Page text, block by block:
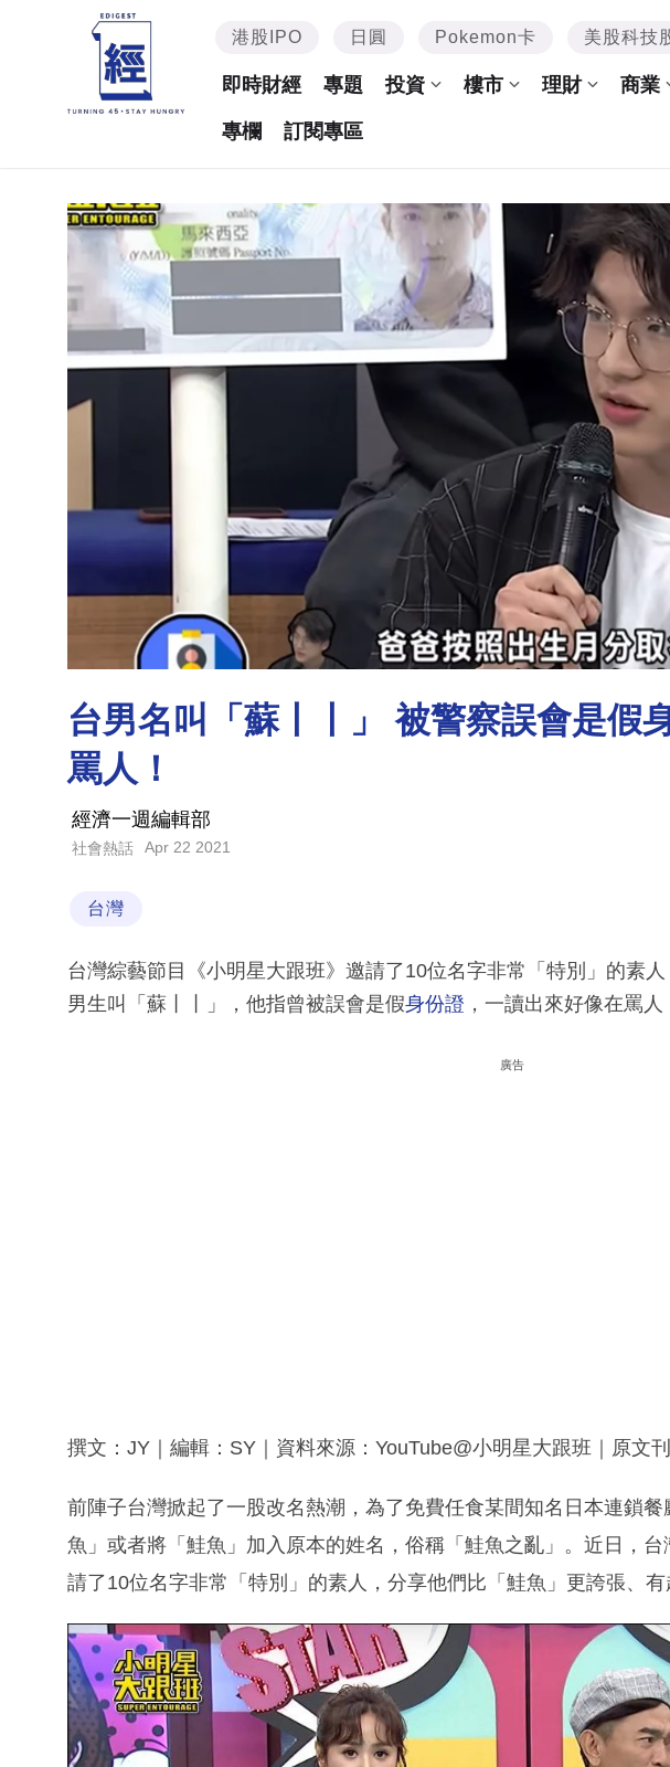
港股IPO 日圓 Pokemon卡 美股科技
即時財經 專題 投資 樓市 理財 商業
專欄 訂閱專區
台男名叫「蘇丨丨」 被警察誤會是假
罵人！
經濟一週編輯部
社會熱話 Apr 22 2021
台灣
台灣綜藝節目《小明星大跟班》邀請了10位名字非常「特別」的素
男生叫「蘇丨丨」，他指曾被誤會是假身份證 ，一讀出來好像在罵人
廣告
撰文：JY｜編輯：SY｜資料來源：YouTube@小明星大跟班｜原文刊
前陣子台灣掀起了一股改名熱潮，為了免費任食某間知名日本連鎖
魚」或者將「鮭魚」加入原本的姓名，俗稱「鮭魚之亂」。近日，
請了10位名字非常「特別」的素人，分享他們比「鮭魚」更誇張、有